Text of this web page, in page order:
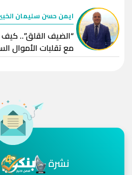
ايمن حسن سليمان
“الضيف القلق”.. كيف
مع تقلبات الأموال
نشرة